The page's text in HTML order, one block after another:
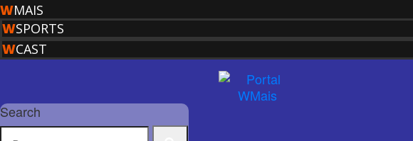
WMAIS
WSPORTS
WCAST
Search